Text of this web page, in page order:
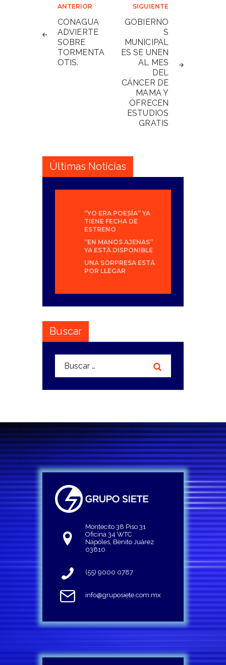
Navegación
de
entradas
ANTERIOR
CONAGUA
ADVIERTE
SOBRE
TORMENTA
OTIS.
SIGUIENTE
GOBIERNO
S
MUNICIPAL
ES SE UNEN
AL MES
DEL
CÁNCER DE
MAMA Y
OFRECEN
ESTUDIOS
GRATIS
Últimas Noticias
“YO ERA POESÍA” YA
TIENE FECHA DE
ESTRENO
“EN MANOS AJENAS”
YA ESTÁ DISPONIBLE
UNA SORPRESA ESTÁ
POR LLEGAR
Buscar
Buscar:
Montecito 38 Piso 31
Oficina 34 WTC
Napoles, Benito Juárez
03810
(55) 9000 0787
info@gruposiete.com.mx